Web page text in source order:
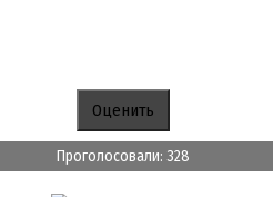
Проголосовали: 328